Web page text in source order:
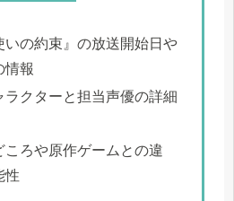
いの約束』の放送開始日や
情報
ラクターと担当声優の詳細
ころや原作ゲームとの違
性